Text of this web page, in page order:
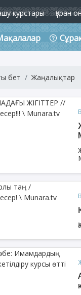
курстары Құран
бет Жаңалықтар